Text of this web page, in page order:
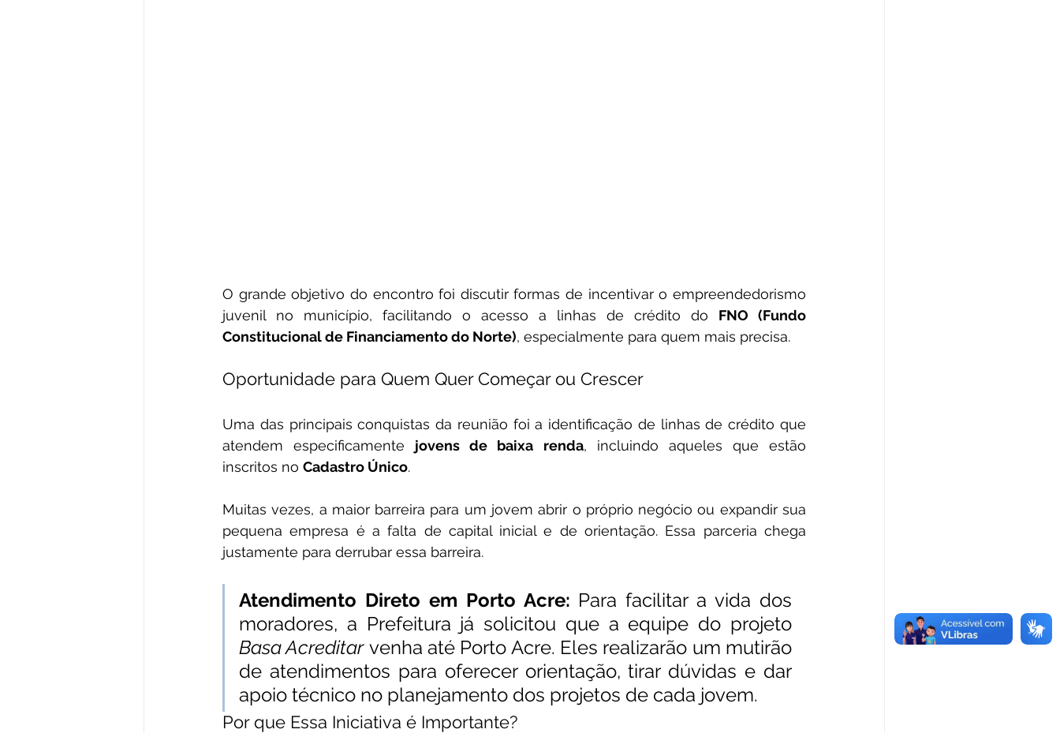
O grande objetivo do encontro foi discutir formas de incentivar o empreendedorismo
juvenil no município, facilitando o acesso a linhas de crédito do FNO (Fundo
Constitucional de Financiamento do Norte), especialmente para quem mais precisa.
Oportunidade para Quem Quer Começar ou Crescer
Uma das principais conquistas da reunião foi a identificação de linhas de crédito que
atendem especificamente jovens de baixa renda, incluindo aqueles que estão
inscritos no Cadastro Único.
Muitas vezes, a maior barreira para um jovem abrir o próprio negócio ou expandir sua
pequena empresa é a falta de capital inicial e de orientação. Essa parceria chega
justamente para derrubar essa barreira.
Atendimento Direto em Porto Acre: Para facilitar a vida dos
Basa Acreditar venha até Porto Acre. Eles realizarão um mutirão
de atendimentos para oferecer orientação, tirar dúvidas e dar
apoio técnico no planejamento dos projetos de cada jovem.
Por que Essa Iniciativa é Importante?